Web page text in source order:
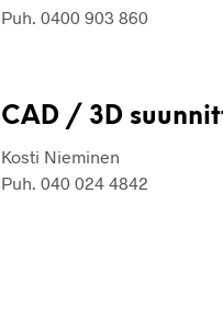
Puh. 0400 903 860
CAD / 3D
Kosti Nieminen
Puh. 040 024 4842